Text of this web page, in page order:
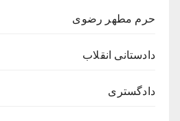
حرم مطهر رضوی
دادستانی انقلاب
دادگستری